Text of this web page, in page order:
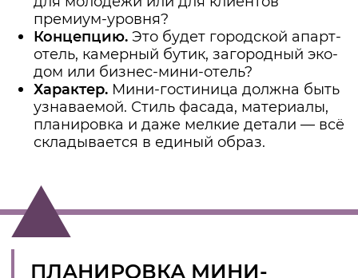
чёткое разделение приватных и
общественных зон
удобные переходы и логика
перемещений внутри здания